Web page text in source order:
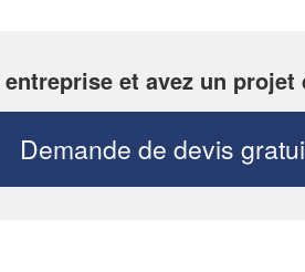
et avez un
Demande de devis